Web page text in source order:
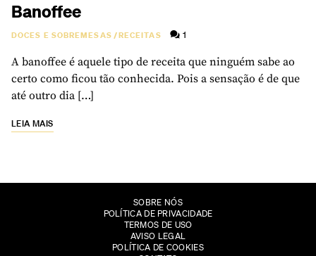
Banoffee
DOCES E SOBREMESAS/RECEITAS 1
A banoffee é aquele tipo de receita que ninguém sabe ao
certo como ficou tão conhecida. Pois a sensação é de que
até outro dia […]
LEIA MAIS
SOBRE NÓS
POLÍTICA DE PRIVACIDADE
TERMOS DE USO
AVISO LEGAL
POLÍTICA DE COOKIES